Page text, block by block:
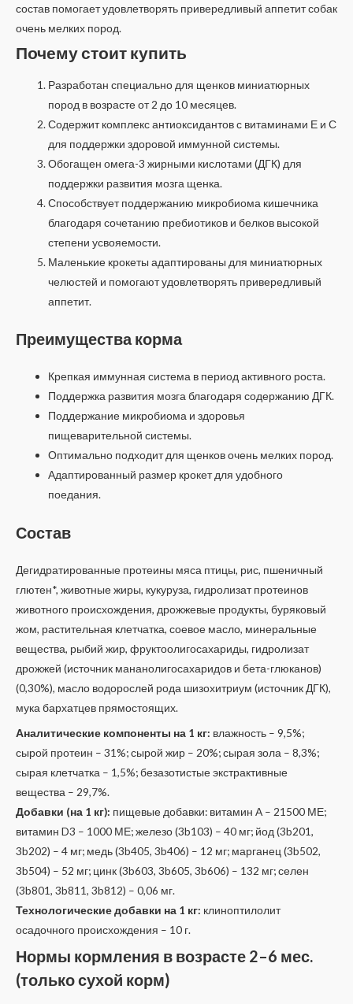
состав помогает удовлетворять привередливый аппетит собак
очень мелких пород.
Почему стоит купить
Разработан специально для щенков миниатюрных
пород в возрасте от 2 до 10 месяцев.
Содержит комплекс антиоксидантов с витаминами Е и С
для поддержки здоровой иммунной системы.
Обогащен омега-3 жирными кислотами (ДГК) для
поддержки развития мозга щенка.
Способствует поддержанию микробиома кишечника
благодаря сочетанию пребиотиков и белков высокой
степени усвояемости.
Маленькие крокеты адаптированы для миниатюрных
челюстей и помогают удовлетворять привередливый
аппетит.
Преимущества корма
Крепкая иммунная система в период активного роста.
Поддержка развития мозга благодаря содержанию ДГК.
Поддержание микробиома и здоровья
пищеварительной системы.
Оптимально подходит для щенков очень мелких пород.
Адаптированный размер крокет для удобного
поедания.
Состав
Дегидратированные протеины мяса птицы, рис, пшеничный
глютен*, животные жиры, кукуруза, гидролизат протеинов
животного происхождения, дрожжевые продукты, буряковый
жом, растительная клетчатка, соевое масло, минеральные
вещества, рыбий жир, фруктоолигосахариды, гидролизат
дрожжей (источник мананолигосахаридов и бета-глюканов)
(0,30%), масло водорослей рода шизохитриум (источник ДГК),
мука бархатцев прямостоящих.
Аналитические компоненты на 1 кг: влажность – 9,5%;
сырой протеин – 31%; сырой жир – 20%; сырая зола – 8,3%;
сырая клетчатка – 1,5%; безазотистые экстрактивные
вещества – 29,7%.
Добавки (на 1 кг): пищевые добавки: витамин А – 21500 МЕ;
витамин D3 – 1000 МЕ; железо (3b103) – 40 мг; йод (3b201,
3b202) – 4 мг; медь (3b405, 3b406) – 12 мг; марганец (3b502,
3b504) – 52 мг; цинк (3b603, 3b605, 3b606) – 132 мг; селен
(3b801, 3b811, 3b812) – 0,06 мг.
Технологические добавки на 1 кг: клиноптилолит
осадочного происхождения – 10 г.
Нормы кормления в возрасте 2–6 мес.
(только сухой корм)